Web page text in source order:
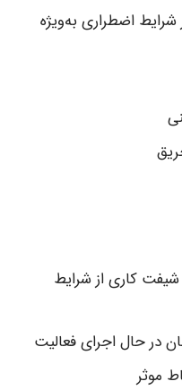
اضطراری به‌ویژه
شیفت کاری از شرایط
در حال اجرای فعالیت
موثر